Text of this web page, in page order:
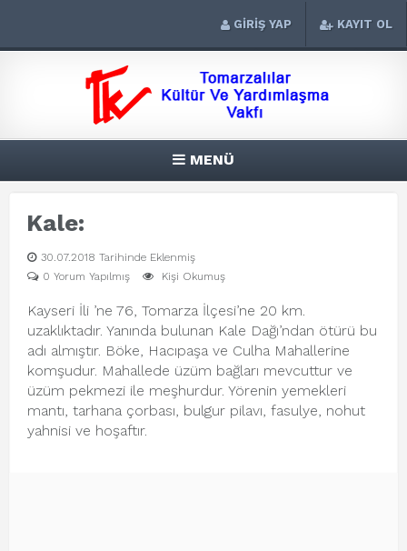
GİRİŞ YAP KAYIT OL
MENÜ
Kale:
30.07.2018 Tarihinde Eklenmiş
0 Yorum Yapılmış
Kişi Okumuş
Kayseri İli ’ne 76, Tomarza İlçesi’ne 20 km.
uzaklıktadır. Yanında bulunan Kale Dağı’ndan ötürü bu
adı almıştır. Böke, Hacıpaşa ve Culha Mahallerine
komşudur. Mahallede üzüm bağları mevcuttur ve
üzüm pekmezi ile meşhurdur. Yörenin yemekleri
mantı, tarhana çorbası, bulgur pilavı, fasulye, nohut
yahnisi ve hoşaftır.